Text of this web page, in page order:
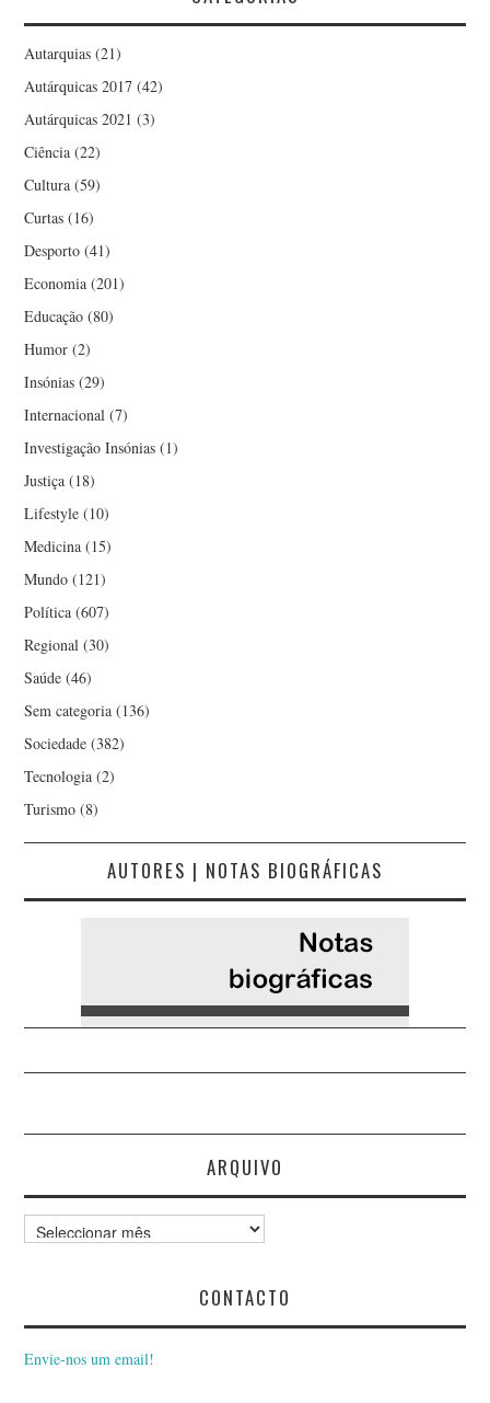
Autarquias (21)
Autárquicas 2017 (42)
Autárquicas 2021 (3)
Ciência (22)
Cultura (59)
Curtas (16)
Desporto (41)
Economia (201)
Educação (80)
Humor (2)
Insónias (29)
Internacional (7)
Investigação Insónias (1)
Justiça (18)
Lifestyle (10)
Medicina (15)
Mundo (121)
Política (607)
Regional (30)
Saúde (46)
Sem categoria (136)
Sociedade (382)
Tecnologia (2)
Turismo (8)
AUTORES | NOTAS BIOGRÁFICAS
ARQUIVO
Arquivo
CONTACTO
Envie-nos um email!